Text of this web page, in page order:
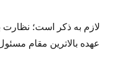
لازم به ذکر است؛ نظارت
عهده بالاترین مقام